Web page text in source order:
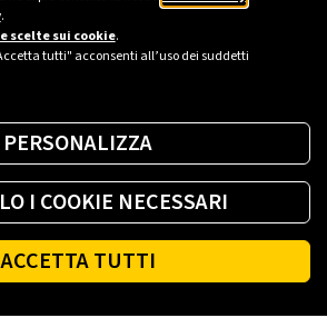
.
scelte sui cookie.
tutti" acconsenti all’uso dei suddetti
PERSONALIZZA
I COOKIE NECESSARI
ACCETTA TUTTI